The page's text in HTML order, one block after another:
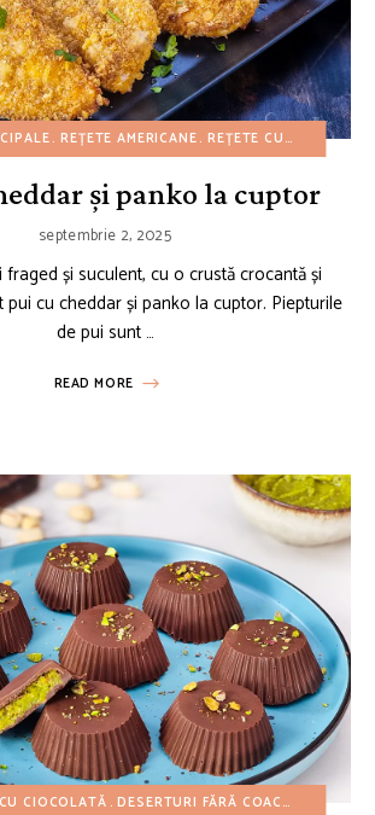
REȚETE AMERICANE REȚETE CU BUGET REDUS
și panko la cuptor
septembrie 2, 2025
și suculent, cu o crustă crocantă și
pui cu cheddar și panko la cuptor. Piepturile
de pui sunt …
READ MORE
CIOCOLATĂ DESERTURI FĂRĂ COACERE MINI